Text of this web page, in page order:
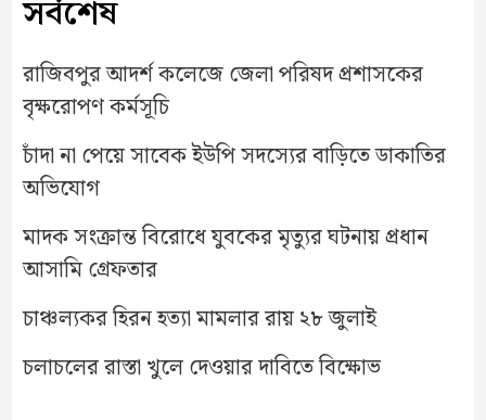
সর্বশেষ
রাজিবপুর আদর্শ কলেজে জেলা পরিষদ প্রশাসকের
বৃক্ষরোপণ কর্মসূচি
চাঁদা না পেয়ে সাবেক ইউপি সদস্যের বাড়িতে ডাকাতির
অভিযোগ
মাদক সংক্রান্ত বিরোধে যুবকের মৃত্যুর ঘটনায় প্রধান
আসামি গ্রেফতার
চাঞ্চল্যকর হিরন হত্যা মামলার রায় ২৮ জুলাই
চলাচলের রাস্তা খুলে দেওয়ার দাবিতে বিক্ষোভ